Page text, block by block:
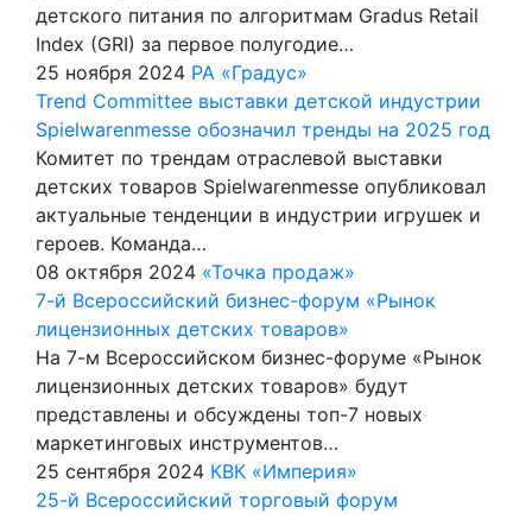
детского питания по алгоритмам Gradus Retail
Index (GRI) за первое полугодие…
25 ноября 2024 РА «Градус»
Trend Committee выставки детской индустрии
Spielwarenmesse обозначил тренды на 2025 год
Комитет по трендам отраслевой выставки
детских товаров Spielwarenmesse опубликовал
актуальные тенденции в индустрии игрушек и
героев. Команда…
08 октября 2024 «Точка продаж»
7-й Всероссийский бизнес-форум «Рынок
лицензионных детских товаров»
На 7-м Всероссийском бизнес-форуме «Рынок
лицензионных детских товаров» будут
представлены и обсуждены топ-7 новых
маркетинговых инструментов…
25 сентября 2024 КВК «Империя»
25-й Всероссийский торговый форум